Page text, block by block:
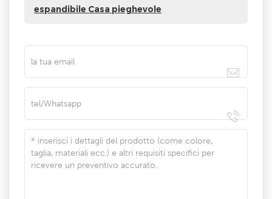
espandibile Casa pieghevole